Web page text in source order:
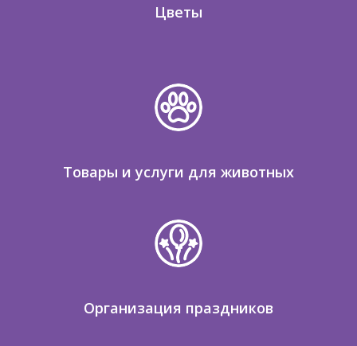
Цветы
Товары и услуги для животных
Организация праздников